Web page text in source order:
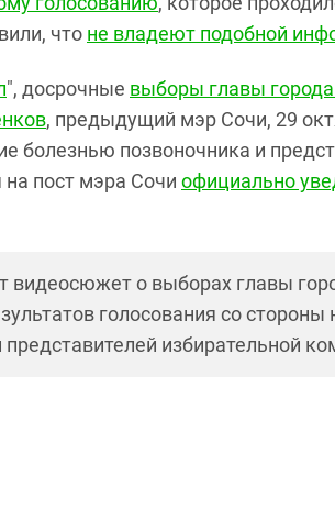
что не владеют подобной
", досрочные выборы главы
, предыдущий мэр Сочи, 29
болезнью позвоночника и
пост мэра Сочи официально
видеосюжет о выборах главы
голосования со
избирательной